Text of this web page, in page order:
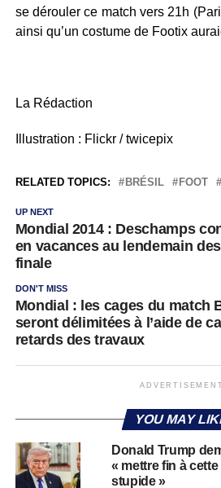
se dérouler ce match vers 21h
ainsi qu’un costume de Footix
La Rédaction
Illustration : Flickr / twicepix
RELATED TOPICS: BRÉSIL FOOT
UP NEXT
Mondial 2014 : Deschamps
en vacances au lendemain
finale
DON'T MISS
Mondial : les cages du match
seront délimitées à l’aide de
retards des travaux
ADVERTISEMENT
YOU MAY
Donald Trump
« mettre fin à
stupide »